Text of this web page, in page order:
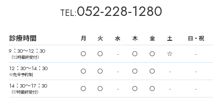
TEL:052-228-1280
診療時間 月 火 水 木 金 土
日・祝
9：30〜12：30
（12時最終受付） 〇 〇 - 〇 〇 ☆
-
12：30〜14：30
※完全予約制 〇 〇 - 〇 〇 -
-
14：30〜17：30
（17時最終受付） 〇 〇 - 〇 〇 - -